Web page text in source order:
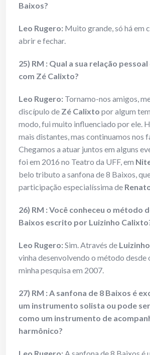
Baixos?
Leo Rugero: Muito grande, só há em
abrir e fechar.
25) RM : Qual a sua relação
com Zé Calixto?
Leo Rugero: Tornamo-nos amigos,
discípulo de Zé Calixto por algum
modo, fui muito influenciado por ele.
mais distantes, mas continuamos nos
Chegamos a atuar juntos em alguns
foi em 2016 no Teatro da UFF, em
belo tributo a sanfona de 8 Baixos,
participação especialíssima de
26) RM : Você conheceu o método
Baixos escrito por Luizinho
Leo Rugero:Sim. Através de
vinha desenvolvendo o método desde
minha pesquisa em 2007.
27) RM : A sanfona de 8 Baixos é
um instrumento solista ou pode
como um instrumento de
harmônico?